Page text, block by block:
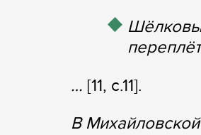
… [11, c.11].
В